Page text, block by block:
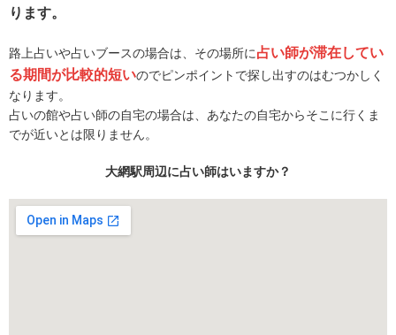
ります。
路上占いや占いブースの場合は、その場所に占い師が滞在してい
る期間が比較的短いのでピンポイントで探し出すのはむつかしく
なります。
占いの館や占い師の自宅の場合は、あなたの自宅からそこに行くま
でが近いとは限りません。
大網駅周辺に占い師はいますか？